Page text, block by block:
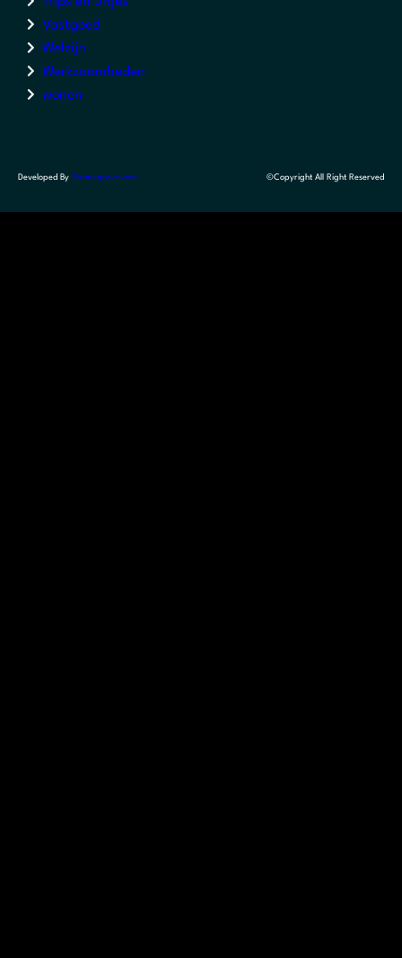
Vastgoed
Welzijn
Werkzaamheden
wonen
Developed By Themegrove.com ©Copyright All Right Reserved